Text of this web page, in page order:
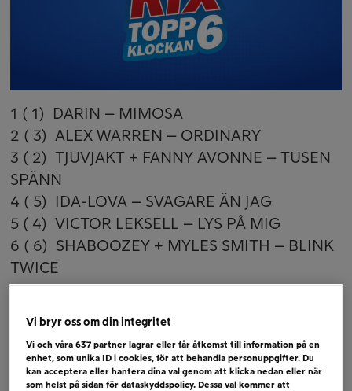
1 ( 1) DARIN – MIMOSA
2 ( 3) ALEX WARREN – ORDINARY
3 ( 2) TJUVJAKT + FANNY AVONNE – TUSEN
SPÄNN
4 ( 5) IDA-LOVA – SVAGARE ÄN JAG
5 ( 4) VICTOR LEKSELL – LYS PÅ MIG
6 ( 6) SHABOOZEY + MYLES SMITH – BLINK
TWICE
BENSON BOONE – SORRY I´M HERE FOR
SOMEONE ELSE
HANNA FERM – ETT MINNE I TAGET
Vi bryr oss om din integritet
Vi och våra637 partner lagrar eller får åtkomst till information på en
enhet, som unika ID i cookies, för att behandla personuppgifter. Du
kan acceptera eller hantera dina val genom att klicka nedan eller när
som helst på sidan för dataskyddspolicy. Dessa val kommer att